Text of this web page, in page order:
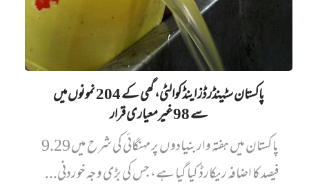
پاکستان سٹینڈرڈز اینڈ کوالٹی، گھی کے 204 نمونوں میں‌
سے 98 غیرمعیاری قرار
پاکستان میں ہفتہ وار بنیادوں پر مہنگائی کی شرح میں 9.29
فیصد کا اضافہ ریکارڈ کیا گیا ہے، جس کی بڑی وجہ خوردنی...